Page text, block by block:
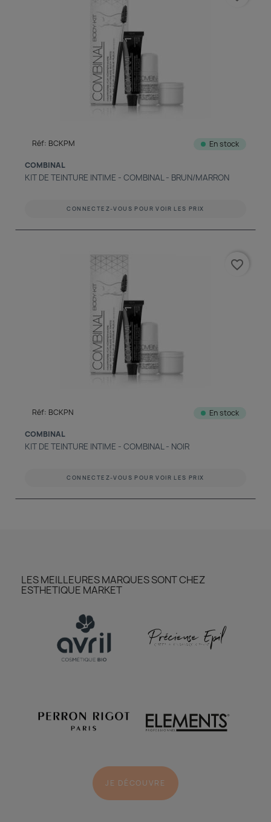
Réf: BCKPM En stock
COMBINAL
KIT DE TEINTURE INTIME - COMBINAL - BRUN/MARRON
CONNECTEZ-VOUS POUR VOIR LES PRIX
Réf: BCKPN En stock
COMBINAL
KIT DE TEINTURE INTIME - COMBINAL - NOIR
CONNECTEZ-VOUS POUR VOIR LES PRIX
favorite_border
LES MEILLEURES MARQUES SONT CHEZ
ESTHETIQUE MARKET
JE DÉCOUVRE
découvrir notre boutique et laissez-nous vous